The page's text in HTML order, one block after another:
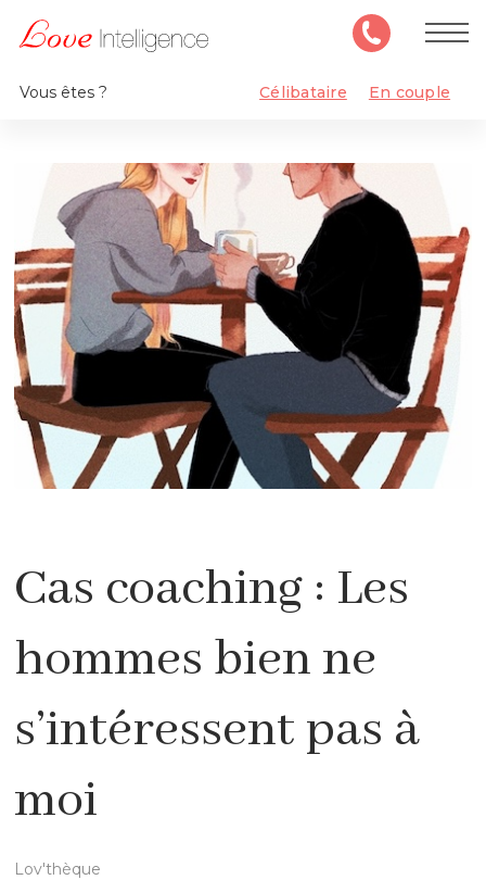
Vous êtes ? Célibataire En couple
Cas coaching : Les
hommes bien ne
s’intéressent pas à
moi
Lov'thèque